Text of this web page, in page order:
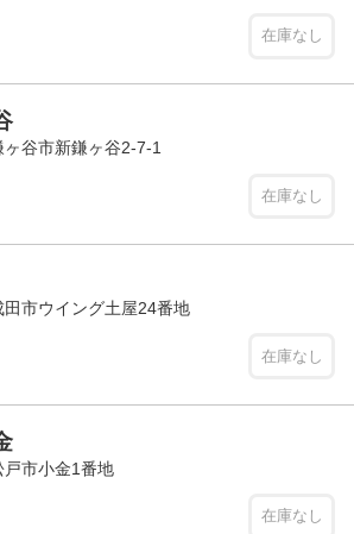
在庫なし
谷市新鎌ヶ谷2-7-1
在庫なし
市ウイング土屋24番地
在庫なし
市小金1番地
在庫なし